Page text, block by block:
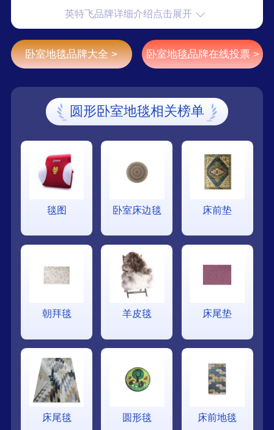
设计生产企业。英特飞品牌详细介绍点击展开
卧室地毯品牌大全 > 卧室地毯品牌在线投票 >
圆形卧室地毯相关榜单
毯图 卧室床边毯 床前垫
朝拜毯 羊皮毯 床尾垫
床尾毯 圆形毯 床前地毯